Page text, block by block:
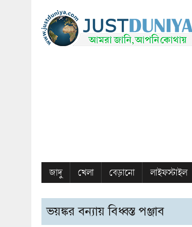
জাদু খেলা বেড়ানো লাইফস্টাইল
ভয়ঙ্কর বন্যায় বিধ্বস্ত পঞ্জাব